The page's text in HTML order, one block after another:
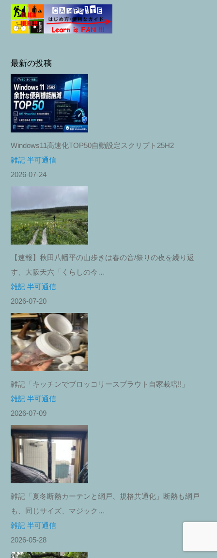
最新の投稿
Windows11高速化TOP50自動設定スクリプト25H2
雑記 半可通信
2026-07-24
【速報】秋田八幡平の山歩きは春の音/祭りの夜を繰り返
す、大阪天六「くらしの今…
雑記 半可通信
2026-07-20
雑記「キッチンでブロッコリースプラウト自家栽培!!」
雑記 半可通信
2026-07-09
雑記「夏冬断熱カーテンと網戸、規格共通化」断熱も網戸
も、同じサイズ、マジック…
雑記 半可通信
2026-05-28